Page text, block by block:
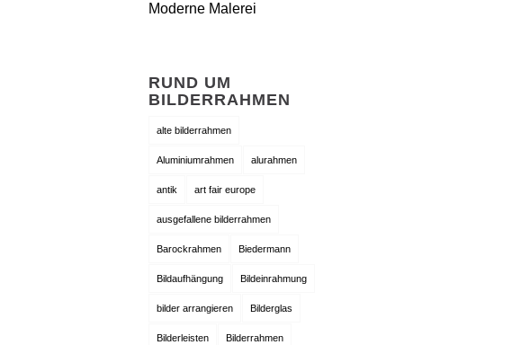
Moderne Malerei
RUND UM
BILDERRAHMEN
alte bilderrahmen
Aluminiumrahmen alurahmen
antik art fair europe
ausgefallene bilderrahmen
Barockrahmen Biedermann
Bildaufhängung Bildeinrahmung
bilder arrangieren Bilderglas
Bilderleisten Bilderrahmen